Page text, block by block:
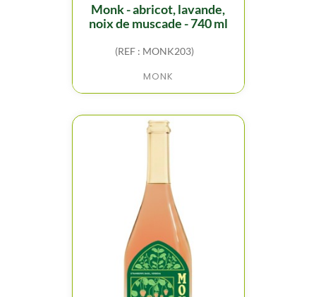
monk - abricot, lavande,
noix de muscade - 740 ml
(REF : MONK203)
MONK